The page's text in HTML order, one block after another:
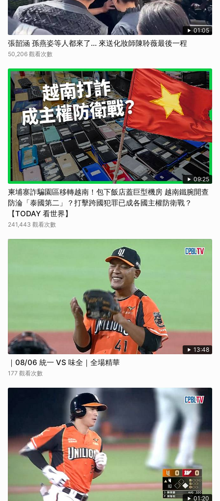
01:05
張韶涵 孫燕姿等人都來了... 來送化妝師陳聆薇最後一程
50,206 觀看次數
09:25
柬埔寨詐騙園區移轉越南！包下飯店蓋巨型機房 越南鐵腕開查
防淪「泰國第二」？打擊跨國犯罪已成各國主權防衛戰？
【TODAY 看世界】
241,443 觀看次數
13:48
｜08/06 統一 VS 味全｜全場精華
177 觀看次數
01:20